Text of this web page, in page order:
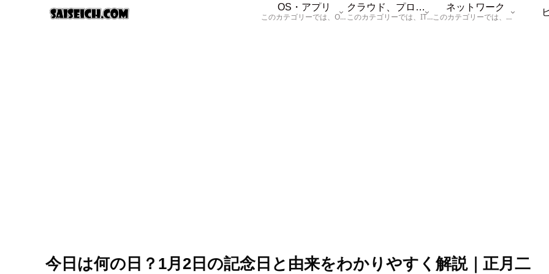
OS・アプリ
このカテゴリーでは、OSに関する情報を記載しています。
クラウド、プログラム
このカテゴリーでは、ITに関する基本的な情報として「ハードウェア、「サーバー」、「データベース、「ネットワーク」、「セキュリティ」、「プログラム」に関する情報を記載しています。
ネットワーク
このカテゴリーでは、「ネットワーク」に関する情報を記載しています。
今日は何の日？1月2日の記念日と由来をわかりやすく解説｜正月二